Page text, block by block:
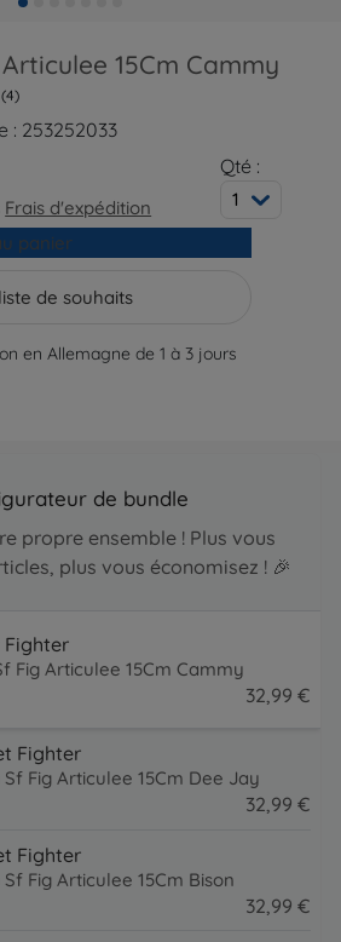
15Cm Cammy
(4)
: 253252033
Frais d'expédition
Qté :
1
de souhaits
panier
en Allemagne de 1 à 3 jours
de bundle
propre ensemble ! Plus vous
plus vous économisez ! 🎉
Fighter
Fig Articulee 15Cm Cammy
32,99 €
Fighter
Fig Articulee 15Cm Dee Jay
32,99 €
Fighter
Fig Articulee 15Cm Bison
32 99 €